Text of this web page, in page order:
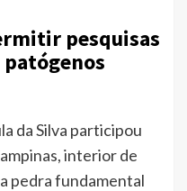
pesquisas
patógenos
da Silva participou
interior de
pedra fundamental